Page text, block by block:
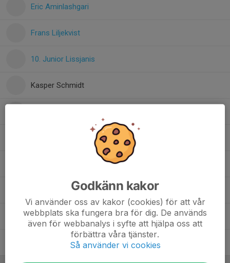
Eric Aminlashgari
Frans Liljekvist
10. Junior Lissjanis
Kasper Schmidt
16. Tódor Szakács Rundström
12. Ture Andersson Käll
Vide Nordgaard Danell
Godkänn kakor
Vi använder oss av kakor (cookies) för att vår
webbplats ska fungera bra för dig. De används
även för webbanalys i syfte att hjälpa oss att
förbättra våra tjänster.
Så använder vi cookies